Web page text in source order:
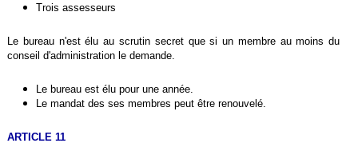
Trois assesseurs
Le bureau n'est élu au scrutin secret que si un membre au moins du
conseil d'administration le demande.
Le bureau est élu pour une année.
Le mandat des ses membres peut être renouvelé.
ARTICLE 11